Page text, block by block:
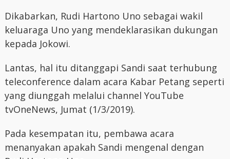
Dikabarkan, Rudi Hartono Uno sebagai wakil
keluaraga Uno yang mendeklarasikan dukungan
kepada Jokowi.
Lantas, hal itu ditanggapi Sandi saat terhubung
teleconference dalam acara Kabar Petang seperti
yang diunggah melalui channel YouTube
tvOneNews, Jumat (1/3/2019).
Pada kesempatan itu, pembawa acara
menanyakan apakah Sandi mengenal dengan